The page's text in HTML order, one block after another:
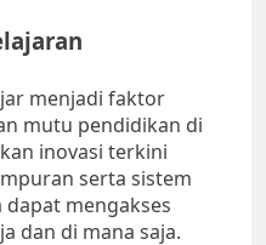
menjadi faktor
mutu pendidikan di
inovasi terkini
serta sistem
mengakses
dan di mana saja.